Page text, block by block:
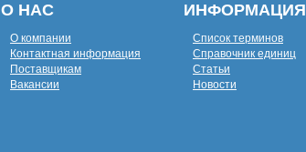
О НАС
О компании
Контактная информация
Поставщикам
Вакансии
ИНФОРМАЦИЯ
Список терминов
Справочник единиц
Статьи
Новости